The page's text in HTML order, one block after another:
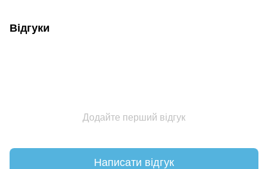
Відгуки
Додайте перший відгук
Написати відгук